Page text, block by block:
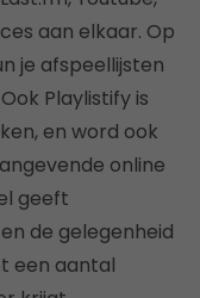
aan elkaar. Op
je afspeellijsten
Playlistify is
en word ook
online
geeft
de gelegenheid
een aantal